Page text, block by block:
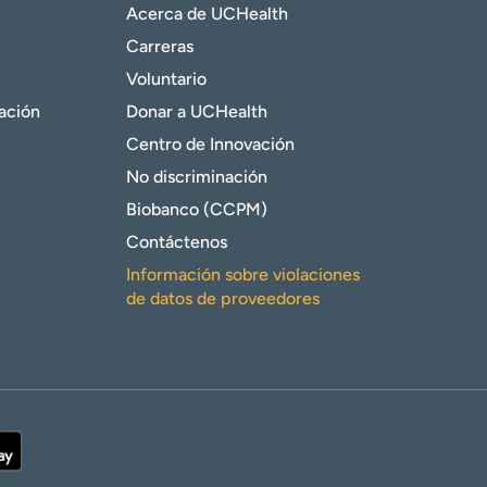
Acerca de UCHealth
Carreras
Voluntario
Donar a UCHealth
Centro de Innovación
No discriminación
Biobanco (CCPM)
Contáctenos
Información sobre violaciones
de datos de proveedores